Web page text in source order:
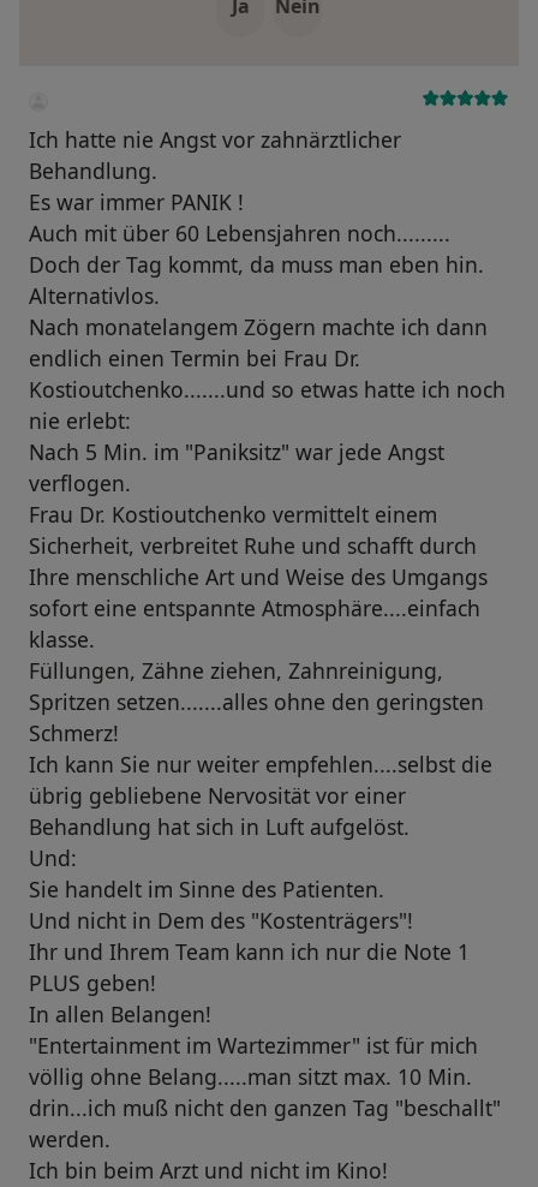
Ja Nein
Ich hatte nie Angst vor zahnärztlicher
Behandlung.
Es war immer PANIK !
Auch mit über 60 Lebensjahren noch.........
Doch der Tag kommt, da muss man eben hin.
Alternativlos.
Nach monatelangem Zögern machte ich dann
endlich einen Termin bei Frau Dr.
Kostioutchenko.......und so etwas hatte ich noch
nie erlebt:
Nach 5 Min. im "Paniksitz" war jede Angst
verflogen.
Frau Dr. Kostioutchenko vermittelt einem
Sicherheit, verbreitet Ruhe und schafft durch
Ihre menschliche Art und Weise des Umgangs
sofort eine entspannte Atmosphäre....einfach
klasse.
Füllungen, Zähne ziehen, Zahnreinigung,
Spritzen setzen.......alles ohne den geringsten
Schmerz!
Ich kann Sie nur weiter empfehlen....selbst die
übrig gebliebene Nervosität vor einer
Behandlung hat sich in Luft aufgelöst.
Und:
Sie handelt im Sinne des Patienten.
Und nicht in Dem des "Kostenträgers"!
Ihr und Ihrem Team kann ich nur die Note 1
PLUS geben!
In allen Belangen!
"Entertainment im Wartezimmer" ist für mich
völlig ohne Belang.....man sitzt max. 10 Min.
drin...ich muß nicht den ganzen Tag "beschallt"
werden.
Ich bin beim Arzt und nicht im Kino!